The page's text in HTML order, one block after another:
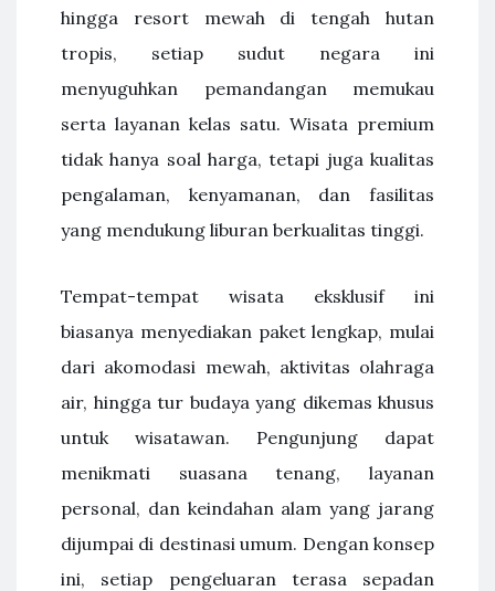
hingga resort mewah di tengah hutan
tropis, setiap sudut negara ini
menyuguhkan pemandangan memukau
serta layanan kelas satu. Wisata premium
tidak hanya soal harga, tetapi juga kualitas
pengalaman, kenyamanan, dan fasilitas
yang mendukung liburan berkualitas tinggi.
Tempat-tempat wisata eksklusif ini
biasanya menyediakan paket lengkap, mulai
dari akomodasi mewah, aktivitas olahraga
air, hingga tur budaya yang dikemas khusus
untuk wisatawan. Pengunjung dapat
menikmati suasana tenang, layanan
personal, dan keindahan alam yang jarang
dijumpai di destinasi umum. Dengan konsep
ini, setiap pengeluaran terasa sepadan